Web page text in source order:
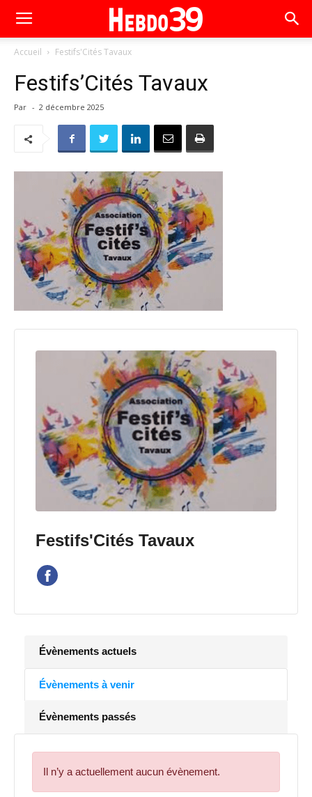
Accueil Festifs'Cités Tavaux
Festifs’Cités Tavaux
Par - 2 décembre 2025
Festifs'Cités Tavaux
Évènements actuels
Évènements à venir
Évènements passés
Il n’y a actuellement aucun évènement.